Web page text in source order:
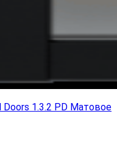
1.3.2 PD Матовое